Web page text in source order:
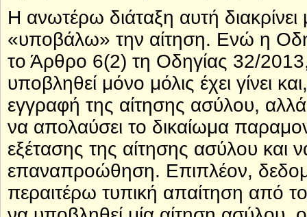
Η ανωτέρω διάταξη αυτή
«υποβάλω» την αίτηση. Ενώ η
το Άρθρο 6(2) τη Οδηγίας 32/
υποβληθεί μόνο μόλις έχει γίνει
εγγραφή της αίτησης ασύλου,
να απολαύσει το δικαίωμα
εξέτασης της αίτησης ασύλου και
επαναπροώθηση. Επιπλέον,
περαιτέρω τυπική απαίτηση από